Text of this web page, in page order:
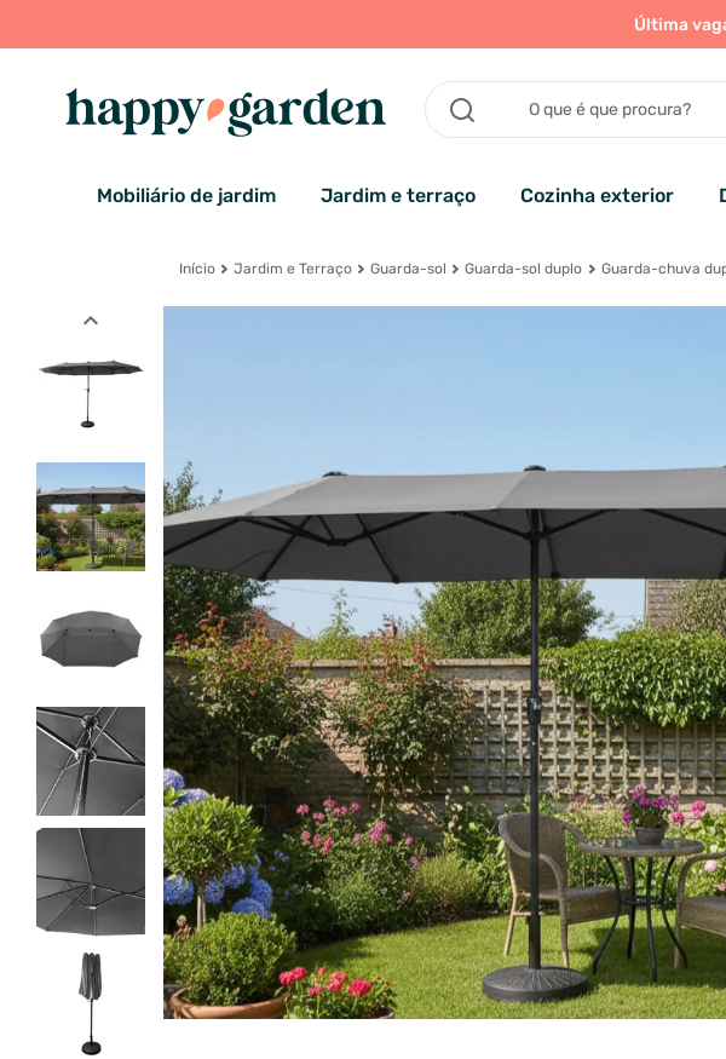
Última
Mobiliário de jardim Jardim e terraço Cozinha exterior
Início Jardim e Terraço Guarda-sol Guarda-sol duplo Guarda-chuva
expand_less